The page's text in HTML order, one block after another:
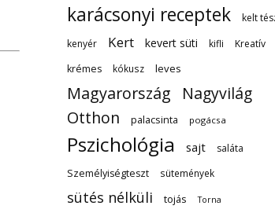
karácsonyi receptek
kelt
kenyér
Kert kevert süti kifli
Kreatív
krémes
kókusz leves
Magyarország
Nagyvilág
Otthon
palacsinta pogácsa
Pszichológia sajt
saláta
Személyiségteszt
sütemények
sütés nélküli tojás Torna